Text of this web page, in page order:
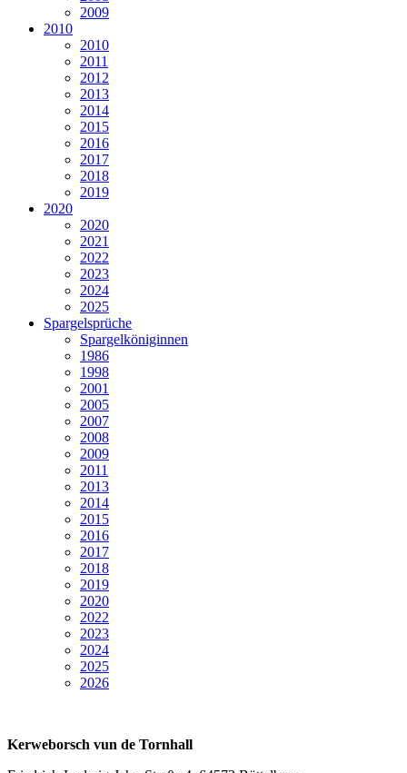
2009
2010
2010
2011
2012
2013
2014
2015
2016
2017
2018
2019
2020
2020
2021
2022
2023
2024
2025
Spargelsprüche
Spargelköniginnen
1986
1998
2001
2005
2007
2008
2009
2011
2013
2014
2015
2016
2017
2018
2019
2020
2022
2023
2024
2025
2026
Kerweborsch vun de Tornhall